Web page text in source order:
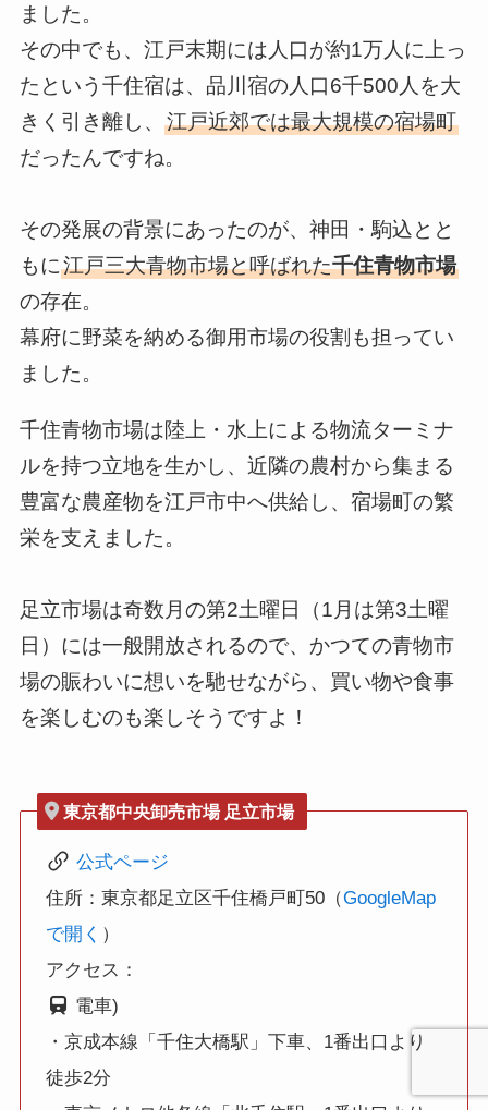
ました。
その中でも、江戸末期には人口が約1万人に上っ
たという千住宿は、品川宿の人口6千500人を大
きく引き離し、 江戸近郊では最大規模の宿場町
だったんですね。
その発展の背景にあったのが、神田・駒込とと
もに江戸三大青物市場と呼ばれた千住青物市場
の存在。
幕府に野菜を納める御用市場の役割も担ってい
ました。
千住青物市場は陸上・水上による物流ターミナ
ルを持つ立地を生かし、近隣の農村から集まる
豊富な農産物を江戸市中へ供給し、宿場町の繁
栄を支えました。
足立市場は奇数月の第2土曜日（1月は第3土曜
日）には一般開放されるので、かつての青物市
場の賑わいに想いを馳せながら、買い物や食事
を楽しむのも楽しそうですよ！
東京都中央卸売市場 足立市場
公式ページ
住所：東京都足立区千住橋戸町50（GoogleMap
で開く ）
アクセス：
電車)
・京成本線「千住大橋駅」下車、1番出口より
徒歩2分